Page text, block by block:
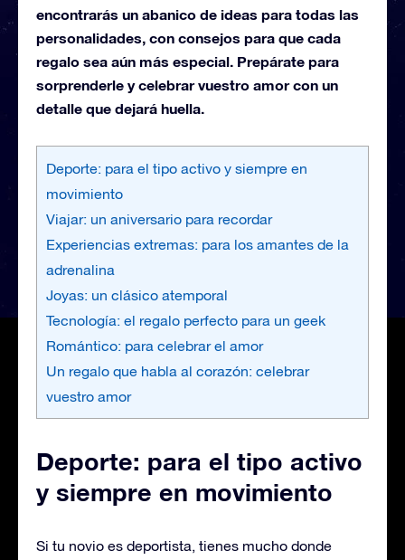
encontrarás un abanico de ideas para todas las
personalidades, con consejos para que cada
regalo sea aún más especial. Prepárate para
sorprenderle y celebrar vuestro amor con un
detalle que dejará huella.
Deporte: para el tipo activo y siempre en
movimiento
Viajar: un aniversario para recordar
Experiencias extremas: para los amantes de la
adrenalina
Joyas: un clásico atemporal
Tecnología: el regalo perfecto para un geek
Romántico: para celebrar el amor
Un regalo que habla al corazón: celebrar
vuestro amor
Deporte: para el tipo activo
y siempre en movimiento
Si tu novio es deportista, tienes mucho donde